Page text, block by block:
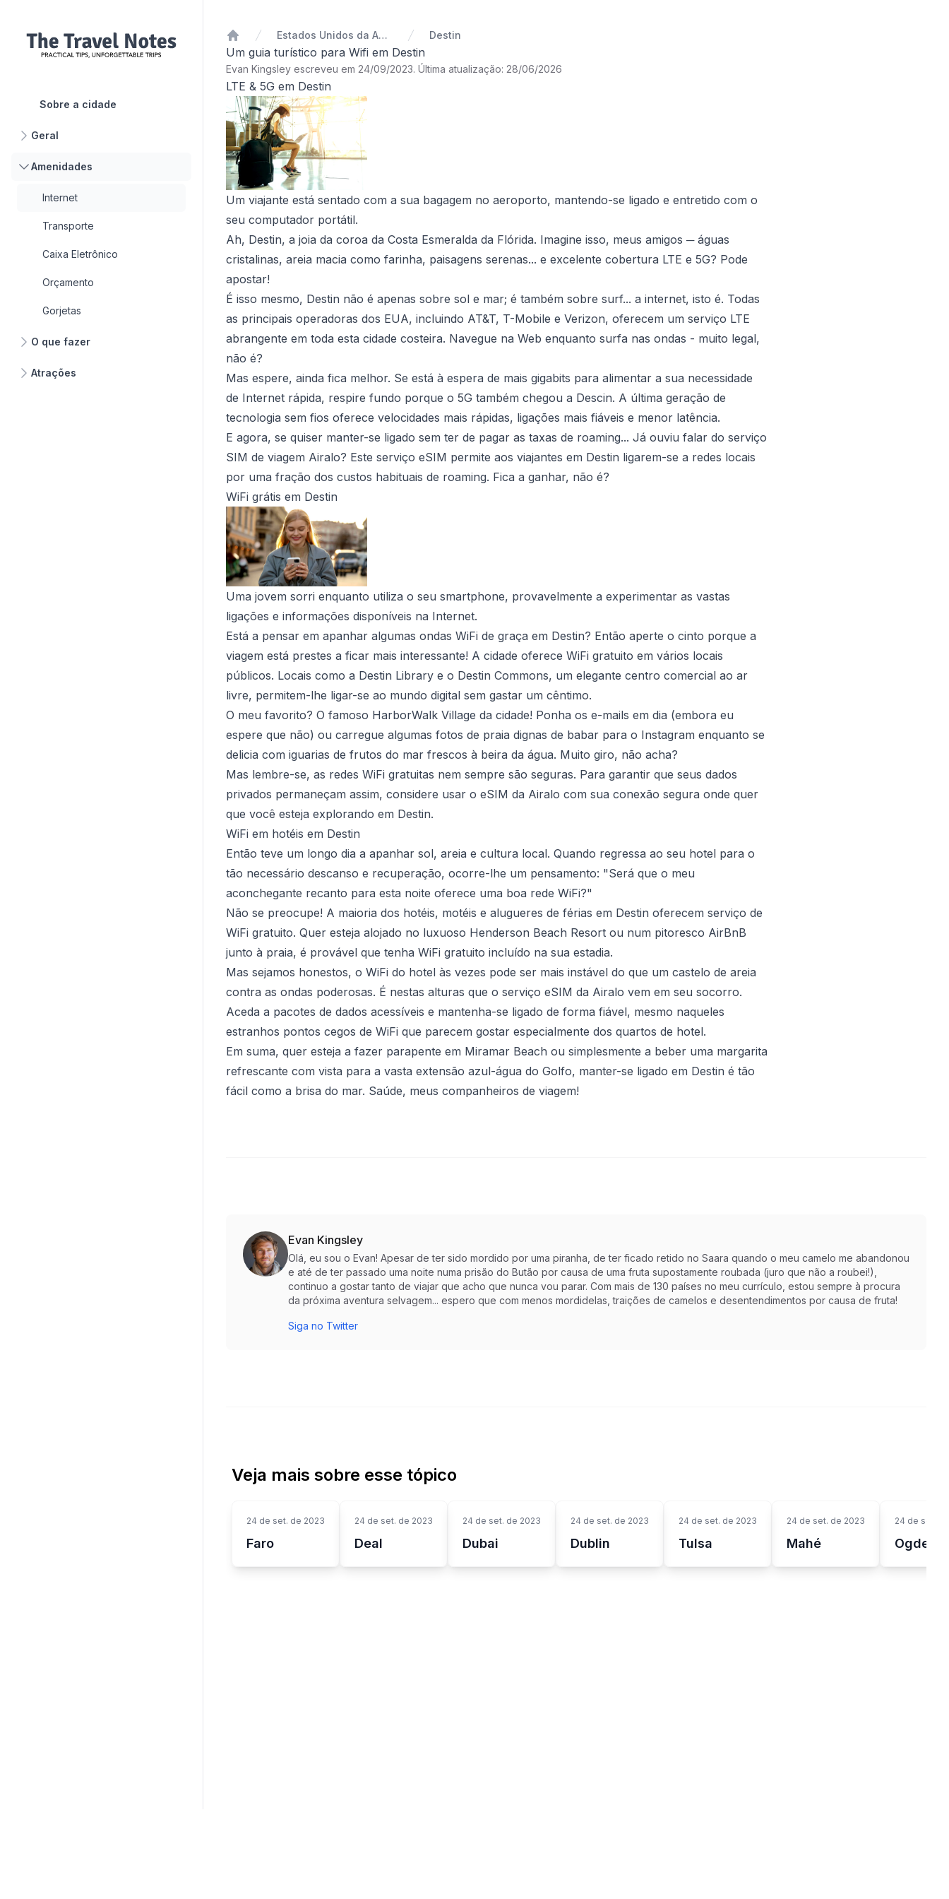
Sobre a cidade
Geral
Amenidades
Internet
Transporte
Caixa Eletrônico
Orçamento
Gorjetas
O que fazer
Atrações
Início
Estados Unidos da América Destin
Um guia turístico para Wifi em Destin
Evan Kingsley escreveu em 24/09/2023. Última atualização: 28/06/2026
LTE & 5G em Destin
Um viajante está sentado com a sua bagagem no aeroporto, mantendo-se ligado e entretido com o
seu computador portátil.
Ah, Destin, a joia da coroa da Costa Esmeralda da Flórida. Imagine isso, meus amigos ─ águas
cristalinas, areia macia como farinha, paisagens serenas... e excelente cobertura LTE e 5G? Pode
apostar!
É isso mesmo, Destin não é apenas sobre sol e mar; é também sobre surf... a internet, isto é. Todas
as principais operadoras dos EUA, incluindo AT&T, T-Mobile e Verizon, oferecem um serviço LTE
abrangente em toda esta cidade costeira. Navegue na Web enquanto surfa nas ondas - muito legal,
não é?
Mas espere, ainda fica melhor. Se está à espera de mais gigabits para alimentar a sua necessidade
de Internet rápida, respire fundo porque o 5G também chegou a Descin. A última geração de
tecnologia sem fios oferece velocidades mais rápidas, ligações mais fiáveis e menor latência.
E agora, se quiser manter-se ligado sem ter de pagar as taxas de roaming... Já ouviu falar do serviço
SIM de viagem Airalo? Este serviço eSIM permite aos viajantes em Destin ligarem-se a redes locais
por uma fração dos custos habituais de roaming. Fica a ganhar, não é?
WiFi grátis em Destin
Uma jovem sorri enquanto utiliza o seu smartphone, provavelmente a experimentar as vastas
ligações e informações disponíveis na Internet.
Está a pensar em apanhar algumas ondas WiFi de graça em Destin? Então aperte o cinto porque a
viagem está prestes a ficar mais interessante! A cidade oferece WiFi gratuito em vários locais
públicos. Locais como a Destin Library e o Destin Commons, um elegante centro comercial ao ar
livre, permitem-lhe ligar-se ao mundo digital sem gastar um cêntimo.
O meu favorito? O famoso HarborWalk Village da cidade! Ponha os e-mails em dia (embora eu
espere que não) ou carregue algumas fotos de praia dignas de babar para o Instagram enquanto se
delicia com iguarias de frutos do mar frescos à beira da água. Muito giro, não acha?
Mas lembre-se, as redes WiFi gratuitas nem sempre são seguras. Para garantir que seus dados
privados permaneçam assim, considere usar o eSIM da Airalo com sua conexão segura onde quer
que você esteja explorando em Destin.
WiFi em hotéis em Destin
Então teve um longo dia a apanhar sol, areia e cultura local. Quando regressa ao seu hotel para o
tão necessário descanso e recuperação, ocorre-lhe um pensamento: "Será que o meu
aconchegante recanto para esta noite oferece uma boa rede WiFi?"
Não se preocupe! A maioria dos hotéis, motéis e alugueres de férias em Destin oferecem serviço de
WiFi gratuito. Quer esteja alojado no luxuoso Henderson Beach Resort ou num pitoresco AirBnB
junto à praia, é provável que tenha WiFi gratuito incluído na sua estadia.
Mas sejamos honestos, o WiFi do hotel às vezes pode ser mais instável do que um castelo de areia
contra as ondas poderosas. É nestas alturas que o serviço eSIM da Airalo vem em seu socorro.
Aceda a pacotes de dados acessíveis e mantenha-se ligado de forma fiável, mesmo naqueles
estranhos pontos cegos de WiFi que parecem gostar especialmente dos quartos de hotel.
Em suma, quer esteja a fazer parapente em Miramar Beach ou simplesmente a beber uma margarita
refrescante com vista para a vasta extensão azul-água do Golfo, manter-se ligado em Destin é tão
fácil como a brisa do mar. Saúde, meus companheiros de viagem!
Evan Kingsley
Olá, eu sou o Evan! Apesar de ter sido mordido por uma piranha, de ter ficado retido no Saara quando o meu camelo me abandonou
e até de ter passado uma noite numa prisão do Butão por causa de uma fruta supostamente roubada (juro que não a roubei!),
continuo a gostar tanto de viajar que acho que nunca vou parar. Com mais de 130 países no meu currículo, estou sempre à procura
da próxima aventura selvagem... espero que com menos mordidelas, traições de camelos e desentendimentos por causa de fruta!
Siga no Twitter
Veja mais sobre esse tópico
24 de set. de 2023
Faro
24 de set. de 2023
Deal
24 de set. de 2023
Dubai
24 de set. de 2023
Dublin
24 de set. de 2023
Tulsa
24 de set. de 2023
Mahé
24 de set.